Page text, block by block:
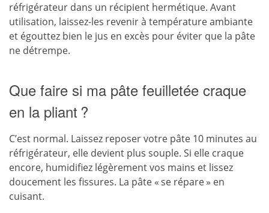
réfrigérateur dans un récipient hermétique. Avant
utilisation, laissez-les revenir à température ambiante
et égouttez bien le jus en excès pour éviter que la pâte
ne détrempe.
Que faire si ma pâte feuilletée craque
en la pliant ?
C’est normal. Laissez reposer votre pâte 10 minutes au
réfrigérateur, elle devient plus souple. Si elle craque
encore, humidifiez légèrement vos mains et lissez
doucement les fissures. La pâte « se répare » en
cuisant.